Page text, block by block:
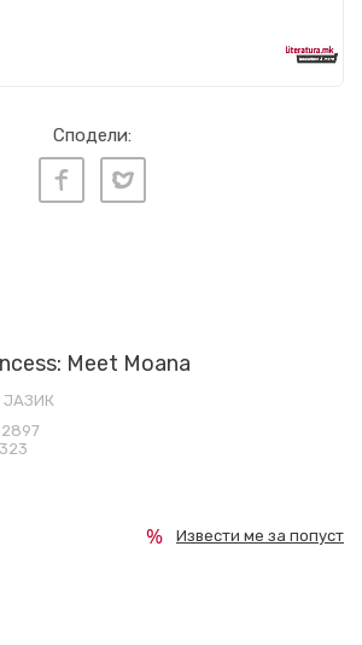
Сподели:
Meet Moana
ЈАЗИК
Извести ме за попуст